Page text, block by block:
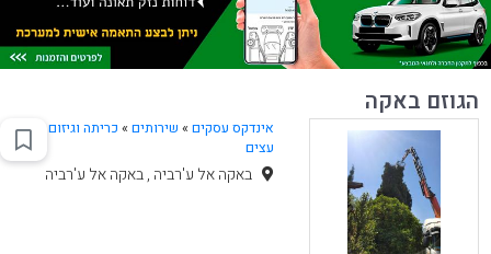
הגוזם באקה
אינדקס עסקים » שירותים» כריתה וגיזום
עצים
באקה אל ע'רביה , באקה אל ע'רביה